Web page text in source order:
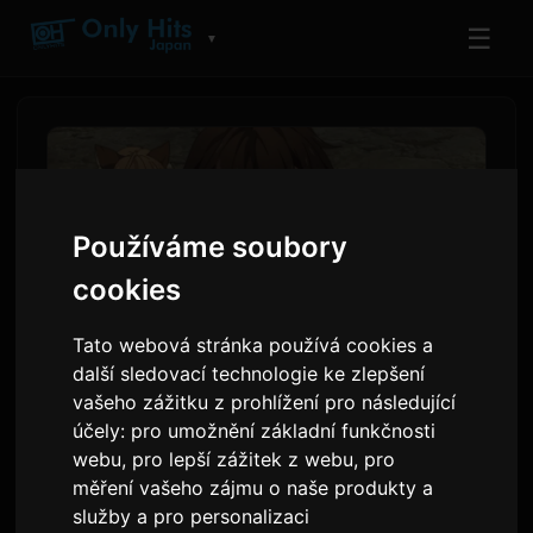
Používáme soubory
cookies
Tato webová stránka používá cookies a
další sledovací technologie ke zlepšení
vašeho zážitku z prohlížení pro následující
účely: pro umožnění základní funkčnosti
webu, pro lepší zážitek z webu, pro
měření vašeho zájmu o naše produkty a
služby a pro personalizaci
▼ ☰
Koko Ore Anime: Náhled na 2.
díl a podrobnosti o globálním
streamování